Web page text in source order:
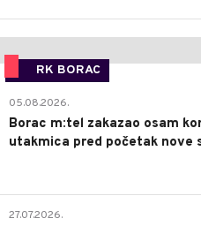
RK BORAC
05.08.2026.
Borac m:tel zakazao osam
utakmica pred početak nove
27.07.2026.